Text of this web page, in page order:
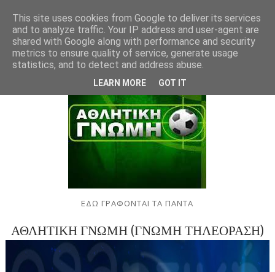
ΕΔΩ ΓΡΑΦΟΝΤΑΙ ΤΑ ΠΑΝΤΑ
ΑΘΛΗΤΙΚΗ ΓΝΩΜΗ (ΓΝΩΜΗ ΤΗΛΕΟΡΑΣΗ)
This site uses cookies from Google to deliver its services
and to analyze traffic. Your IP address and user-agent are
shared with Google along with performance and security
metrics to ensure quality of service, generate usage
statistics, and to detect and address abuse.
LEARN MORE GOT IT